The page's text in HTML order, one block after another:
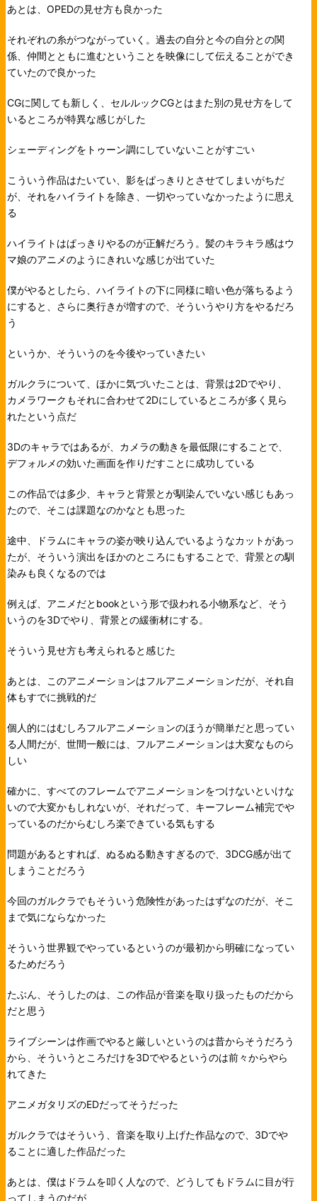
あとは、OPEDの見せ方も良かった
それぞれの糸がつながっていく。過去の自分と今の自分との関
係、仲間とともに進むということを映像にして伝えることができ
ていたので良かった
CGに関しても新しく、セルルックCGとはまた別の見せ方をして
いるところが特異な感じがした
シェーディングをトゥーン調にしていないことがすごい
こういう作品はたいてい、影をぱっきりとさせてしまいがちだ
が、それをハイライトを除き、一切やっていなかったように思え
る
ハイライトはぱっきりやるのが正解だろう。髪のキラキラ感はウ
マ娘のアニメのようにきれいな感じが出ていた
僕がやるとしたら、ハイライトの下に同様に暗い色が落ちるよう
にすると、さらに奥行きが増すので、そういうやり方をやるだろ
う
というか、そういうのを今後やっていきたい
ガルクラについて、ほかに気づいたことは、背景は2Dでやり、
カメラワークもそれに合わせて2Dにしているところが多く見ら
れたという点だ
3Dのキャラではあるが、カメラの動きを最低限にすることで、
デフォルメの効いた画面を作りだすことに成功している
この作品では多少、キャラと背景とが馴染んでいない感じもあっ
たので、そこは課題なのかなとも思った
途中、ドラムにキャラの姿が映り込んでいるようなカットがあっ
たが、そういう演出をほかのところにもすることで、背景との馴
染みも良くなるのでは
例えば、アニメだとbookという形で扱われる小物系など、そう
いうのを3Dでやり、背景との緩衝材にする。
そういう見せ方も考えられると感じた
あとは、このアニメーションはフルアニメーションだが、それ自
体もすでに挑戦的だ
個人的にはむしろフルアニメーションのほうが簡単だと思ってい
る人間だが、世間一般には、フルアニメーションは大変なものら
しい
確かに、すべてのフレームでアニメーションをつけないといけな
いので大変かもしれないが、それだって、キーフレーム補完でや
っているのだからむしろ楽できている気もする
問題があるとすれば、ぬるぬる動きすぎるので、3DCG感が出て
しまうことだろう
今回のガルクラでもそういう危険性があったはずなのだが、そこ
まで気にならなかった
そういう世界観でやっているというのが最初から明確になってい
るためだろう
たぶん、そうしたのは、この作品が音楽を取り扱ったものだから
だと思う
ライブシーンは作画でやると厳しいというのは昔からそうだろう
から、そういうところだけを3Dでやるというのは前々からやら
れてきた
アニメガタリズのEDだってそうだった
ガルクラではそういう、音楽を取り上げた作品なので、3Dでや
ることに適した作品だった
あとは、僕はドラムを叩く人なので、どうしてもドラムに目が行
ってしまうのだが、